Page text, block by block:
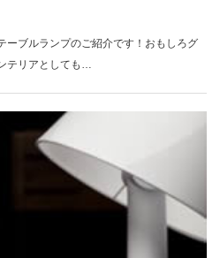
ーブルランプのご紹介です！おもしろグ
テリアとしても…